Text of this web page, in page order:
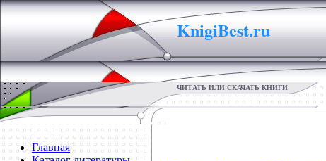
KnigiBest.ru
ЧИТАТЬ ИЛИ СКАЧАТЬ КНИГИ
Главная